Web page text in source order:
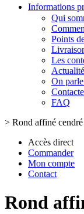
Informations
Qui
Points
Les
On
FAQ
> Rond affiné
Accès direct
Commander
Mon compte
Contact
Rond